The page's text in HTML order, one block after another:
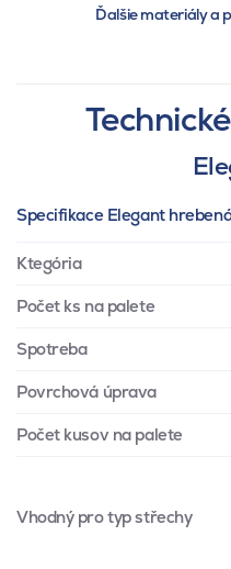
Ďalšie materiály a
Specifikace Elegant
Ktegória
Počet ks na palete
Spotreba
Povrchová úprava
Počet kusov na palete
Vhodný pro typ střechy